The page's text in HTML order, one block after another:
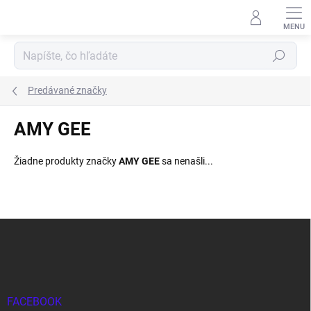
Hľadať
Predávané značky
AMY GEE
Žiadne produkty značkyAMY GEEsa nenašli...
FACEBOOK